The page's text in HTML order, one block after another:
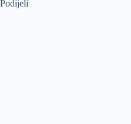
Podijeli